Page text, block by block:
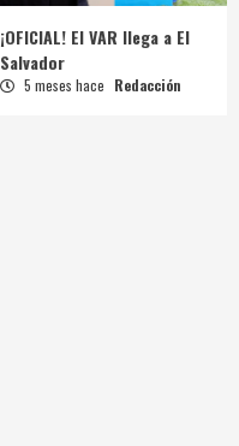
¡OFICIAL! El VAR llega a El
Salvador
5 meses hace Redacción